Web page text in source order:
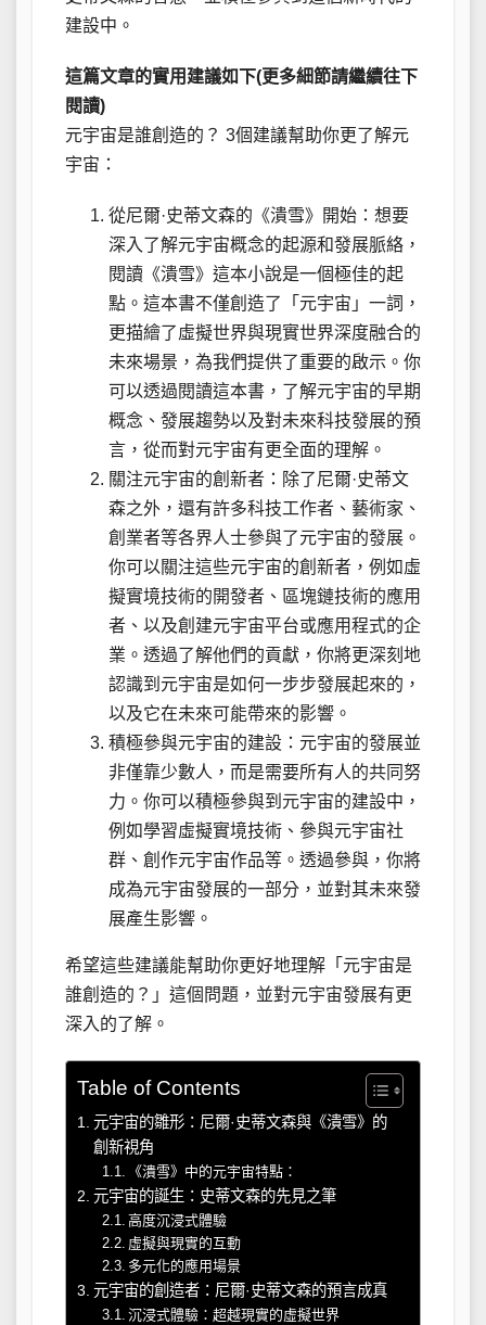
建設中。
這篇文章的實用建議如下(更多細節請繼續往下
閱讀)
元宇宙是誰創造的？ 3個建議幫助你更了解元
宇宙：
從尼爾·史蒂文森的《潰雪》開始：想要
深入了解元宇宙概念的起源和發展脈絡，
閱讀《潰雪》這本小說是一個極佳的起
點。這本書不僅創造了「元宇宙」一詞，
更描繪了虛擬世界與現實世界深度融合的
未來場景，為我們提供了重要的啟示。你
可以透過閱讀這本書，了解元宇宙的早期
概念、發展趨勢以及對未來科技發展的預
言，從而對元宇宙有更全面的理解。
關注元宇宙的創新者：除了尼爾·史蒂文
森之外，還有許多科技工作者、藝術家、
創業者等各界人士參與了元宇宙的發展。
你可以關注這些元宇宙的創新者，例如虛
擬實境技術的開發者、區塊鏈技術的應用
者、以及創建元宇宙平台或應用程式的企
業。透過了解他們的貢獻，你將更深刻地
認識到元宇宙是如何一步步發展起來的，
以及它在未來可能帶來的影響。
積極參與元宇宙的建設：元宇宙的發展並
非僅靠少數人，而是需要所有人的共同努
力。你可以積極參與到元宇宙的建設中，
例如學習虛擬實境技術、參與元宇宙社
群、創作元宇宙作品等。透過參與，你將
成為元宇宙發展的一部分，並對其未來發
展產生影響。
希望這些建議能幫助你更好地理解「元宇宙是
誰創造的？」這個問題，並對元宇宙發展有更
深入的了解。
Table of Contents
元宇宙的雛形：尼爾·史蒂文森與《潰雪》的
創新視角
《潰雪》中的元宇宙特點：
元宇宙的誕生：史蒂文森的先見之筆
高度沉浸式體驗
虛擬與現實的互動
多元化的應用場景
元宇宙的創造者：尼爾·史蒂文森的預言成真
沉浸式體驗：超越現實的虛擬世界